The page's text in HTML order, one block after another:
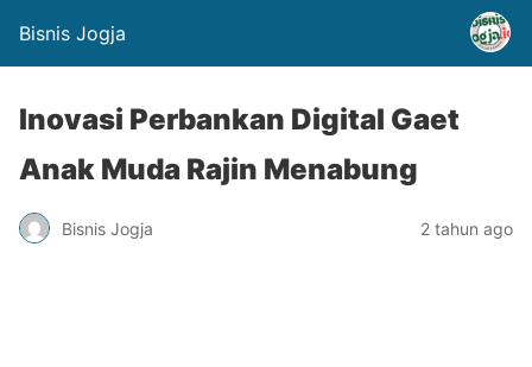
Bisnis Jogja
Inovasi Perbankan Digital Gaet
Anak Muda Rajin Menabung
Bisnis Jogja 2 tahun ago